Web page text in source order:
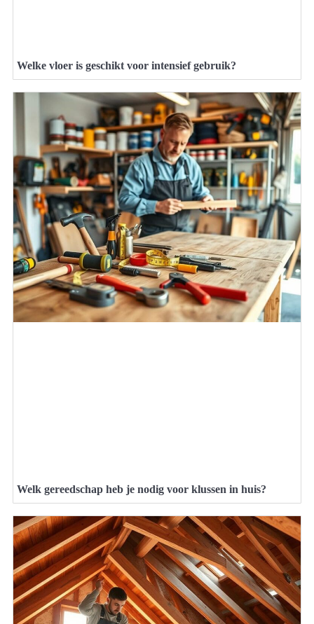
Welke vloer is geschikt voor intensief gebruik?
Welk gereedschap heb je nodig voor klussen in huis?